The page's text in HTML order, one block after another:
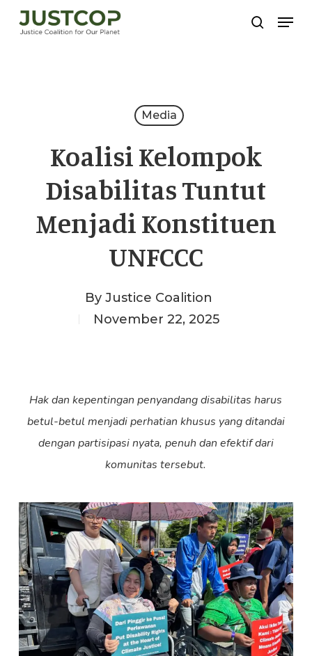
Skip
search
Media
Koalisi Kelompok
Disabilitas Tuntut
Menjadi Konstituen
UNFCCC
By Justice Coalition
November 22, 2025
Hak dan kepentingan penyandang disabilitas harus
betul-betul menjadi perhatian khusus yang ditandai
dengan partisipasi nyata, penuh dan efektif dari
komunitas tersebut.